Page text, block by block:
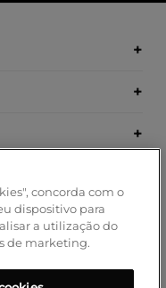
concorda com o
dispositivo para
a utilização do
de marketing.